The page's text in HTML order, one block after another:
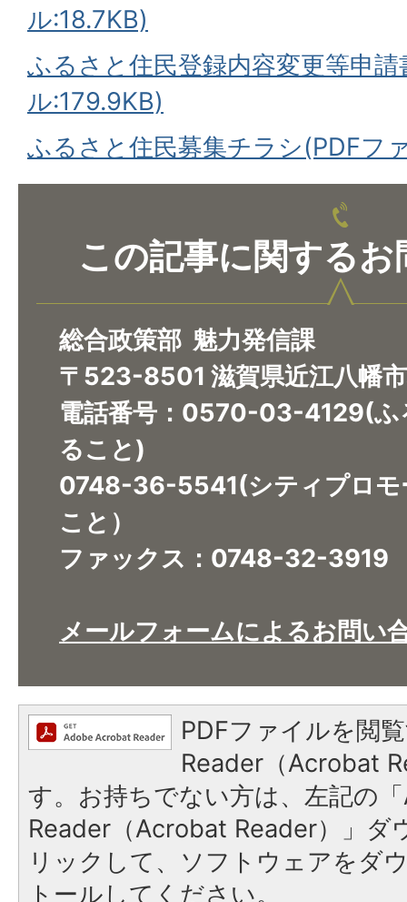
ル:18.7KB)
ふるさと住民登録内容変更等申
ル:179.9KB)
ふるさと住民募集チラシ(PDFフ
この記事に関するお
総合政策部 魅力発信課
〒523-8501 滋賀県近江八幡
電話番号：0570-03-4129(ふ
ること)
​​​​​​​0748-36-5541(シティプロモ
こと）
ファックス：0748-32-3919
メールフォームによるお問い
PDFファイルを閲
Reader（Acrobat
す。お持ちでない方は、左記の
Reader（Acrobat Reader）」ダ
リックして、ソフトウェアをダ
トールしてください。